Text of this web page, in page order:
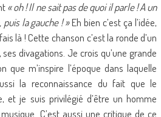
« oh ! Il ne sait pas de quoi il parle ! A un
la gauche ! »Eh bien c’est ça l’idée,
là ! Cette chanson c’est la ronde d’un
divagations. Je crois qu’une grande
m’inspire l’époque dans laquelle
la reconnaissance du fait que le
et je suis privilégié d’être un homme
C’est aussi une critique de ce